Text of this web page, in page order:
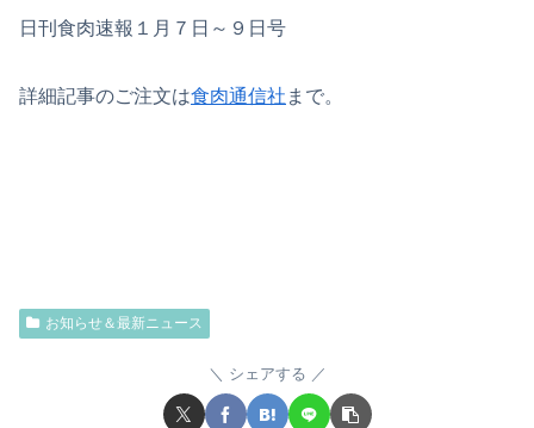
日刊食肉速報１月７日～９日号
詳細記事のご注文は食肉通信社 まで。
お知らせ＆最新ニュース
シェアする